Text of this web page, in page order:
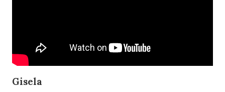
Gisela